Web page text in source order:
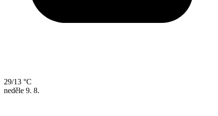
29/13 °C
neděle 9. 8.